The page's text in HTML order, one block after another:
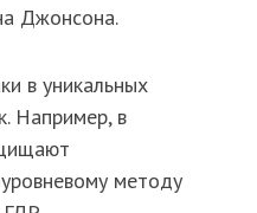
Джонсона.
в уникальных
Например, в
методу